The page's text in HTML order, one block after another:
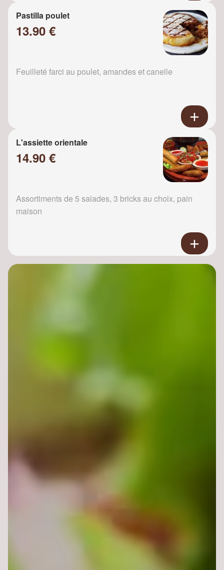
Pastilla poulet
13.90 €
Feuilleté farci au poulet, amandes et canelle
L'assiette orientale
14.90 €
Assortiments de 5 salades, 3 bricks au choix, pain
maison